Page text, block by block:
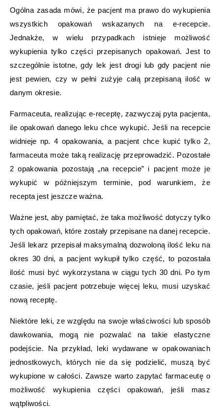
Ogólna zasada mówi, że pacjent ma prawo do wykupienia
wszystkich opakowań wskazanych na e-recepcie.
Jednakże, w wielu przypadkach istnieje możliwość
wykupienia tylko części przepisanych opakowań. Jest to
szczególnie istotne, gdy lek jest drogi lub gdy pacjent nie
jest pewien, czy w pełni zużyje całą przepisaną ilość w
danym okresie.
Farmaceuta, realizując e-receptę, zazwyczaj pyta pacjenta,
ile opakowań danego leku chce wykupić. Jeśli na recepcie
widnieje np. 4 opakowania, a pacjent chce kupić tylko 2,
farmaceuta może taką realizację przeprowadzić. Pozostałe
2 opakowania pozostają „na recepcie” i pacjent może je
wykupić w późniejszym terminie, pod warunkiem, że
recepta jest jeszcze ważna.
Ważne jest, aby pamiętać, że taka możliwość dotyczy tylko
tych opakowań, które zostały przepisane na danej recepcie.
Jeśli lekarz przepisał maksymalną dozwoloną ilość leku na
okres 30 dni, a pacjent wykupił tylko część, to pozostała
ilość musi być wykorzystana w ciągu tych 30 dni. Po tym
czasie, jeśli pacjent potrzebuje więcej leku, musi uzyskać
nową receptę.
Niektóre leki, ze względu na swoje właściwości lub sposób
dawkowania, mogą nie pozwalać na takie elastyczne
podejście. Na przykład, leki wydawane w opakowaniach
jednostkowych, których nie da się podzielić, muszą być
wykupione w całości. Zawsze warto zapytać farmaceutę o
możliwość wykupienia części opakowań, jeśli masz
wątpliwości.